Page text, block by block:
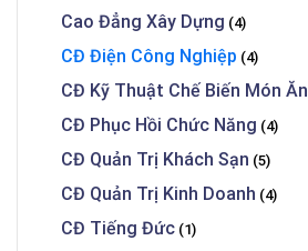
Cao Đẳng Xây Dựng (4)
CĐ Điện Công Nghiệp (4)
CĐ Kỹ Thuật Chế Biến Món Ăn
CĐ Phục Hồi Chức Năng (4)
CĐ Quản Trị Khách Sạn (5)
CĐ Quản Trị Kinh Doanh (4)
CĐ Tiếng Đức (1)